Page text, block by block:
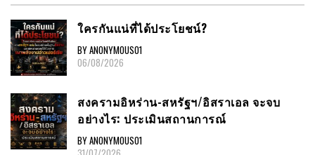
ใครกันแน่ที่ได้ประโยชน์?
BY ANONYMOUS01
06/08/2026
สงครามอิหร่าน-สหรัฐฯ/อิสราเอล จะจบ
อย่างไร: ประเมินสถานการณ์
BY ANONYMOUS01